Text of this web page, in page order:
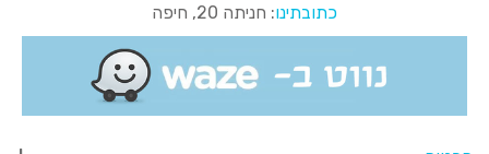
כתובתינו: חניתה 20, חיפה